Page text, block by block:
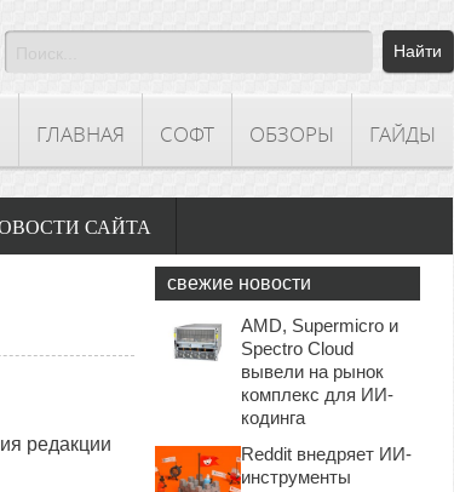
ГЛАВНАЯ СОФТ ОБЗОРЫ ГАЙДЫ
САЙТА
редакции
свежие новости
AMD, Supermicro и
Spectro Cloud
вывели на рынок
комплекс для ИИ-
кодинга
Reddit внедряет ИИ-
инструменты